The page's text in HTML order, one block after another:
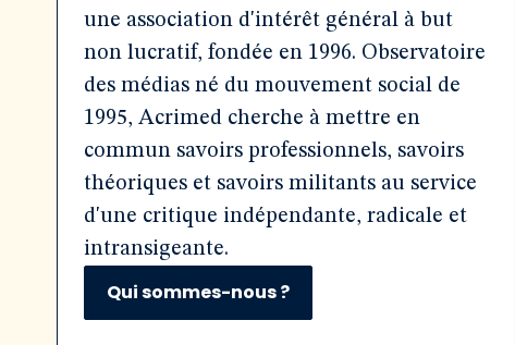
une association d'intérêt général à but
non lucratif, fondée en 1996. Observatoire
des médias né du mouvement social de
1995, Acrimed cherche à mettre en
commun savoirs professionnels, savoirs
théoriques et savoirs militants au service
d'une critique indépendante, radicale et
intransigeante.
Qui sommes-nous ?